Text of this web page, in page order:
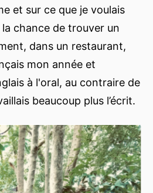
et sur ce que je voulais
chance de trouver un
dans un restaurant,
mon année et
à l'oral, au contraire de
beaucoup plus l’écrit.